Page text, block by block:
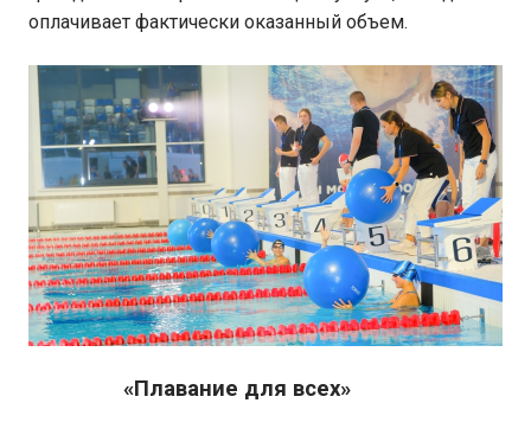
оплачивает фактически оказанный объем.
«Плавание для всех»